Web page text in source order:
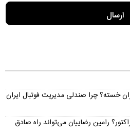
خسته؟ چرا صندلی مدیریت فوتبال ایران
رامین رضاییان می‌تواند راه صادق